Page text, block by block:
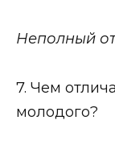
Неполный
7. Чем
молодого?